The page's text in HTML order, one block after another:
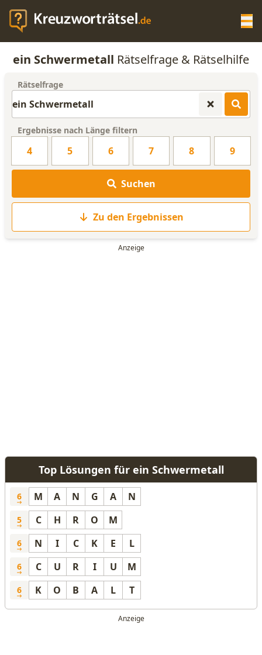
KREUZWORTRÄTSEL-HILFE
WORTLISTE
ein Schwermetall Rätselfrage & Rätselhilfe
Rätselfrage
Ergebnisse nach Länge filtern
4 5 6 7 8 9
Suchen
Zu den Ergebnissen
Top Lösungen für ein Schwermetall
6 M A N G A N
5 C H R O M
6 N I C K E L
6 C U R I U M
6 K O B A L T